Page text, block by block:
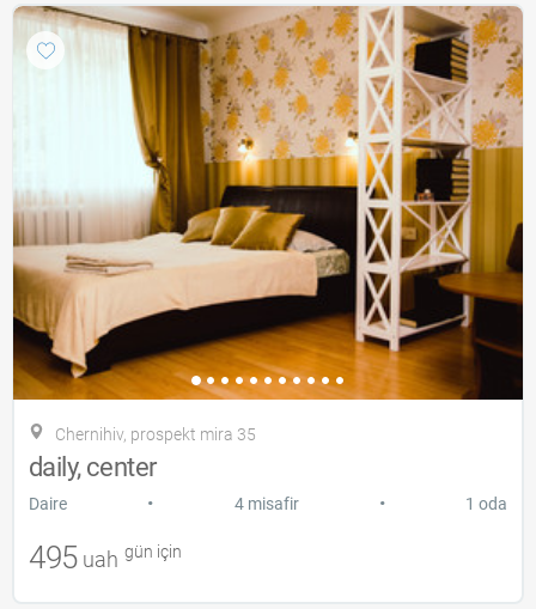
Chernihiv, prospekt mira 35
daily, center
Daire • 4 misafir • 1 oda
495 uah gün için